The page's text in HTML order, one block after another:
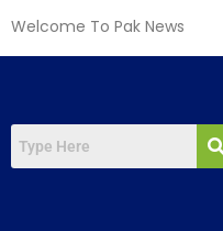
Welcome To Pak News